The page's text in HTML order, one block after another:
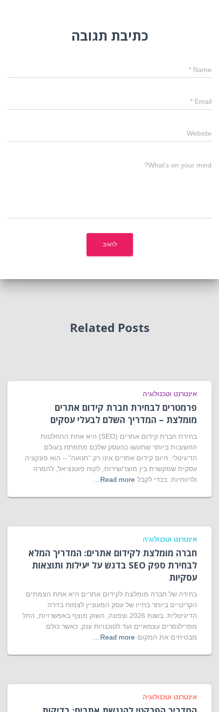
כתיבת תגובה
Name
*
Email
*
Website
What's on your mind?
Related Posts
אינטרנט וטכנולוגיה
פרמטרים לבחירת חברת קידום אתרים
מומלצת – המדריך השלם לבעלי עסקים
בחירת חברת קידום אתרים (SEO) היא אחת ההחלטות
החשובות ביותר שתעשו כהעסק שלכם מתפתח בעולם
הדיגיטלי. היום קידום אתרים אינו רק “תנועה” – הוא פונקציה
עסקית שמקשרת בין מוצר/שירות, לקוח פוטנציאל, להמרה
ולרווחיות. בכדי לקבל Read more…
אינטרנט וטכנולוגיה
חברה מומלצת לקידום אתרים: המדריך המלא
לבחירת ספק SEO בדגש על יעילות ותוצאות
עסקיות
בחירה של חברה מומלצת לקידום אתרים היא אחת הצמתים
הקריטיים ביותר בחייו של עסק המעוניין לצמוח בזירה
הדיגיטלית. בשנת 2026 וצפונה, השוק מוצף באפשרויות, החל
מפרילנסרים עצמאיים ועד לסוכנויות ענק, כאשר כולם
מבטיחים את המקום Read more…
אינטרנט וטכנולוגיה